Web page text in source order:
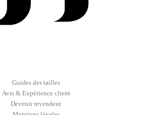
Guides des tailles
Avis & Expérience client
Devenir revendeur